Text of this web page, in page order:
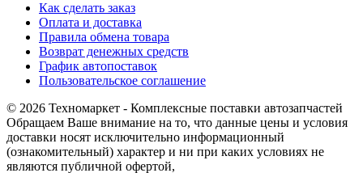
Как сделать заказ
Оплата и доставка
Правила обмена товара
Возврат денежных средств
График автопоставок
Пользовательское соглашение
© 2026 Техномаркет - Комплексные поставки автозапчастей
Обращаем Ваше внимание на то, что данные цены и условия
доставки носят исключительно информационный
(ознакомительный) характер и ни при каких условиях не
являются публичной офертой,